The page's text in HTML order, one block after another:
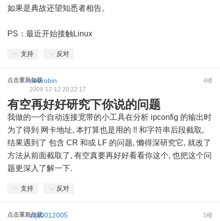
如果是典故还望知悉者相告。
PS：最近开始接触Linux
支持 反对
点击重新加载 4楼
neorobin
2009-12-12 20:22:17
有空再好好研究下你说的问题
我做的一个自动连接宽带的小工具在分析 ipconfig 的输出时
为了得到 网卡地址, 本打算也是用的 !! 和字符串后段截取,
结果遇到了 包含 CR 和或 LF 的问题, 懒得深研究它, 就改了
方法从前面截取了, 有空真要再好好看看你这个, 也把这个问
题更深入了解一下.
支持 反对
点击重新加载 5楼
zqz0012005